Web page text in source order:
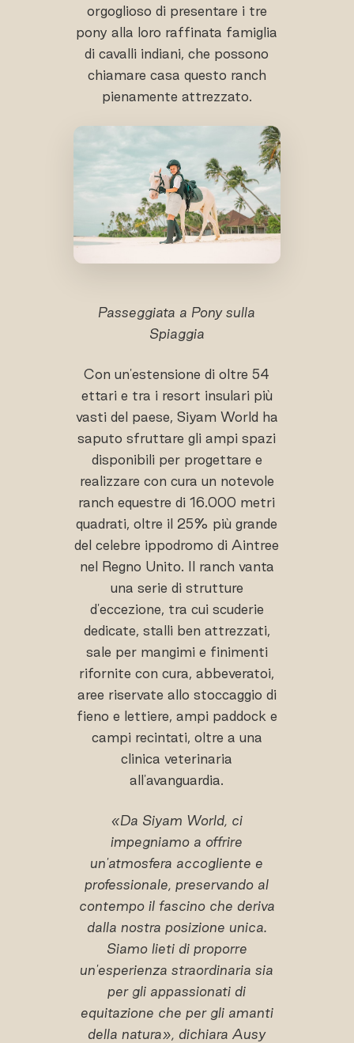
orgoglioso di presentare i tre
pony alla loro raffinata famiglia
di cavalli indiani, che possono
chiamare casa questo ranch
pienamente attrezzato.
Passeggiata a Pony sulla
Spiaggia
Con un'estensione di oltre 54
ettari e tra i resort insulari più
vasti del paese, Siyam World ha
saputo sfruttare gli ampi spazi
disponibili per progettare e
realizzare con cura un notevole
ranch equestre di 16.000 metri
quadrati, oltre il 25% più grande
del celebre ippodromo di Aintree
nel Regno Unito. Il ranch vanta
una serie di strutture
d'eccezione, tra cui scuderie
dedicate, stalli ben attrezzati,
sale per mangimi e finimenti
rifornite con cura, abbeveratoi,
aree riservate allo stoccaggio di
fieno e lettiere, ampi paddock e
campi recintati, oltre a una
clinica veterinaria
all'avanguardia.
«Da Siyam World, ci
impegniamo a offrire
un'atmosfera accogliente e
professionale, preservando al
contempo il fascino che deriva
dalla nostra posizione unica.
Siamo lieti di proporre
un'esperienza straordinaria sia
per gli appassionati di
equitazione che per gli amanti
della natura», dichiara Ausy